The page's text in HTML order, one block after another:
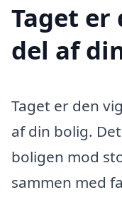
Taget
del af
Taget er den
af din bolig.
boligen mod
sammen med